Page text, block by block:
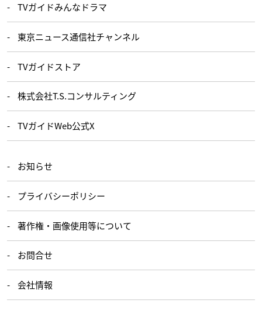
TVガイドみんなドラマ
東京ニュース通信社チャンネル
TVガイドストア
株式会社T.S.コンサルティング
TVガイドWeb公式X
お知らせ
プライバシーポリシー
著作権・画像使用等について
お問合せ
会社情報